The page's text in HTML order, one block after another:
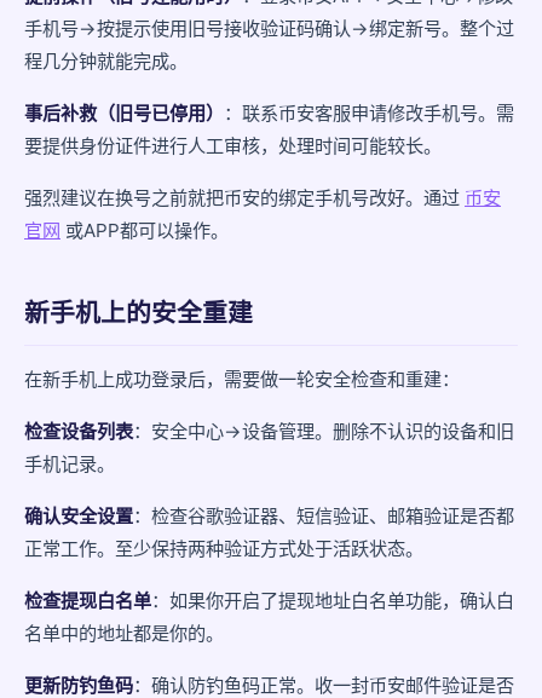
手机号→按提示使用旧号接收验证码确认→绑定新号。整个过
程几分钟就能完成。
事后补救（旧号已停用） ：联系币安客服申请修改手机号。需
要提供身份证件进行人工审核，处理时间可能较长。
强烈建议在换号之前就把币安的绑定手机号改好。通过 币安
官网 或APP都可以操作。
新手机上的安全重建
在新手机上成功登录后，需要做一轮安全检查和重建：
检查设备列表：安全中心→设备管理。删除不认识的设备和旧
手机记录。
确认安全设置：检查谷歌验证器、短信验证、邮箱验证是否都
正常工作。至少保持两种验证方式处于活跃状态。
检查提现白名单：如果你开启了提现地址白名单功能，确认白
名单中的地址都是你的。
更新防钓鱼码：确认防钓鱼码正常。收一封币安邮件验证是否